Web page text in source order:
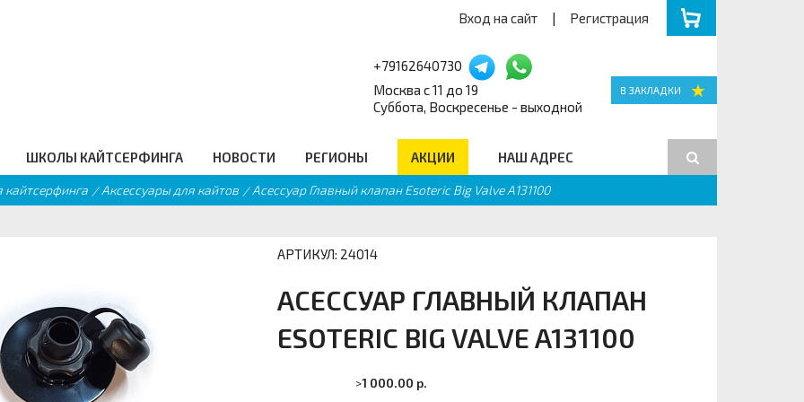
Вход на сайт | Регистрация
+79162640730
Москва с 11 до 19
Суббота, Воскресенье - выходной
Балансборды
Гидро Аксессуары
_
ШКОЛЫ КАЙТСЕРФИНГА НОВОСТИ РЕГИОНЫ АКЦИИ НАШ АДРЕС
кайтсерфинга Аксессуары для кайтов Асессуар Главный клапан Esoteric Big Valve A131100
АРТИКУЛ: 24014
АСЕССУАР ГЛАВНЫЙ КЛАПАН
ESOTERIC BIG VALVE A131100
>1 000.00 р.